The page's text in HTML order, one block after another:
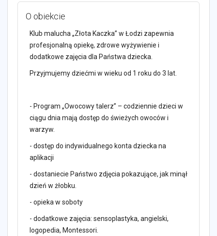
O obiekcie
Klub malucha „Złota Kaczka” w Łodzi zapewnia
profesjonalną opiekę, zdrowe wyżywienie i
dodatkowe zajęcia dla Państwa dziecka.
Przyjmujemy dziećmi w wieku od 1 roku do 3 lat.
- Program „Owocowy talerz” – codziennie dzieci w
ciągu dnia mają dostęp do świeżych owoców i
warzyw.
- dostęp do indywidualnego konta dziecka na
aplikacji
- dostaniecie Państwo zdjęcia pokazujące, jak minął
dzień w żłobku.
- opieka w soboty
- dodatkowe zajęcia: sensoplastyka, angielski,
logopedia, Montessori.